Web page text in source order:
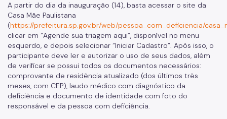
A partir do dia da inauguração (14), basta acessar o site da
Casa Mãe Paulistana
(https://prefeitura.sp.gov.br/web/pessoa_com_deficiencia/
clicar em “Agende sua triagem aqui”, disponível no menu
esquerdo, e depois selecionar “Iniciar Cadastro”. Após isso, o
participante deve ler e autorizar o uso de seus dados, além
de verificar se possui todos os documentos necessários:
comprovante de residência atualizado (dos últimos três
meses, com CEP), laudo médico com diagnóstico da
deficiência e documento de identidade com foto do
responsável e da pessoa com deficiência.